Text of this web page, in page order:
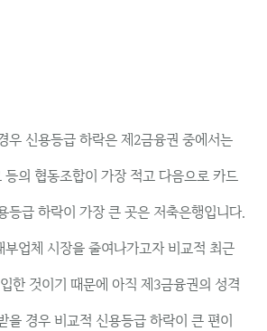
우 신용등급 하락은 제2금융권 중에서는
의 협동조합이 가장 적고 다음으로 카드
등급 하락이 가장 큰 곳은 저축은행입니다.
부업체 시장을 줄여나가고자 비교적 최근
한 것이기 때문에 아직 제3금융권의 성격
을 경우 비교적 신용등급 하락이 큰 편이